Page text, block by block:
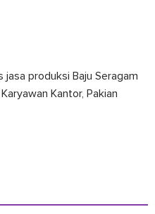
jasa produksi Baju Seragam
Kantor, Pakian